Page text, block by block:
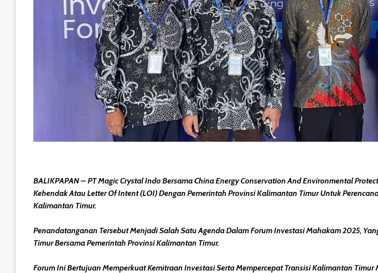
BALIKPAPAN – PT Magic Crystal Indo Bersama China Energy Conservation And Environmental
Kehendak Atau Letter Of Intent (LOI) Dengan Pemerintah Provinsi Kalimantan Timur Untuk
Kalimantan Timur.
Penandatanganan Tersebut Menjadi Salah Satu Agenda Dalam Forum Investasi Mahakam 2025,
Timur Bersama Pemerintah Provinsi Kalimantan Timur.
Forum Ini Bertujuan Memperkuat Kemitraan Investasi Serta Mempercepat Transisi Kalimantan